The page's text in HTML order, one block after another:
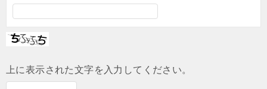
上に表示された文字を入力してください。